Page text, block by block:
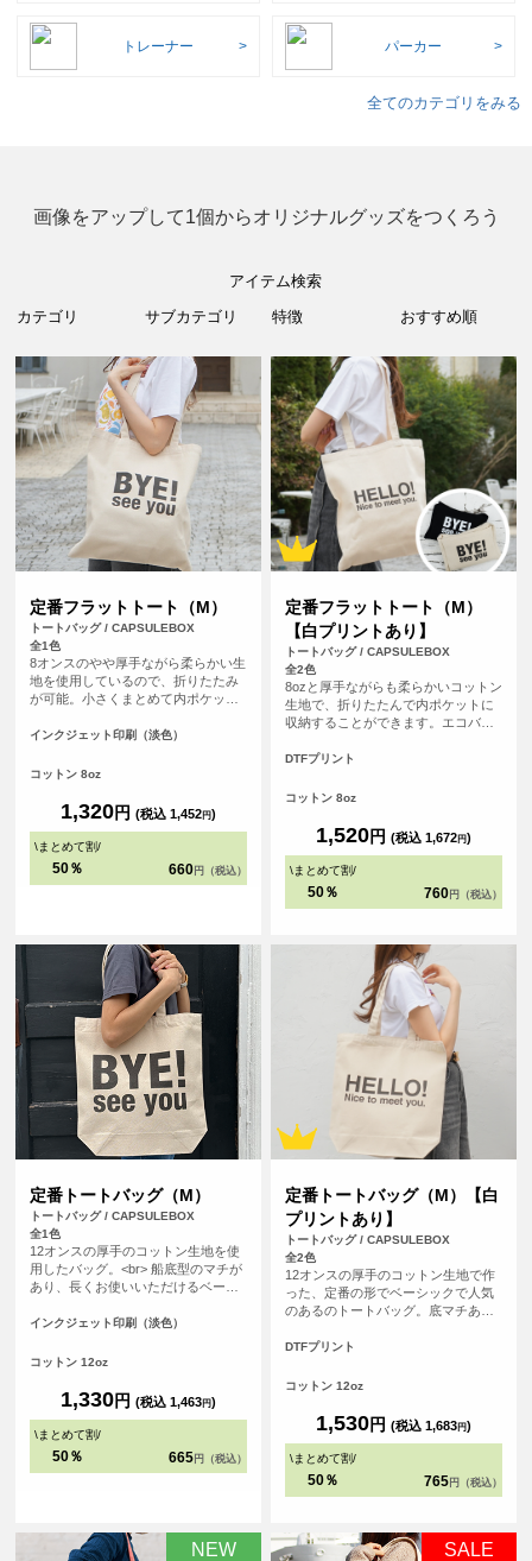
トレーナー パーカー
全てのカテゴリをみる
画像をアップして1個からオリジナルグッズをつくろう
アイテム検索
定番フラットトート（M）
トートバッグ / CAPSULEBOX
全1色
8オンスのやや厚手ながら柔らかい生
地を使用しているので、折りたたみ
が可能。小さくまとめて内ポケット
ち手が長く、肩にゆったりとかけて
容量で持ち歩きのしやすいバック
ます。
インクジェット印刷（淡色）
コットン 8oz
1,320円 (税込 1,452円)
\まとめて割/
50％ 660 円（税込）
定番フラットトート（M）
【白プリントあり】
トートバッグ / CAPSULEBOX
全2色
8ozと厚手ながらも柔らかいコットン
生地で、折りたたんで内ポケットに
収納することができます。エコバッ
ち歩きにも便利なトートバッグ、持
らゆったりかけて手を塞がずご使用
DTFプリント
コットン 8oz
1,520円 (税込 1,672円)
\まとめて割/
50％ 760 円（税込）
定番トートバッグ（M）
トートバッグ / CAPSULEBOX
全1色
12オンスの厚手のコットン生地を使
用したバッグ。<br> 船底型のマチが
あり、長くお使いいただけるベーシ
<br> 印刷は白色を印刷しない、フル
囲を印刷いただけるので、ノベルテ
インクジェット印刷（淡色）
コットン 12oz
1,330円 (税込 1,463円)
\まとめて割/
50％ 665 円（税込）
定番トートバッグ（M）【白
プリントあり】
トートバッグ / CAPSULEBOX
全2色
12オンスの厚手のコットン生地で作
った、定番の形でベーシックで人気
のあるのトートバッグ。底マチあり
バッグです。使用用途も多様なの
ても、販売用としても、オリジナル
DTFプリント
コットン 12oz
1,530円 (税込 1,683円)
\まとめて割/
50％ 765 円（税込）
NEW SALE